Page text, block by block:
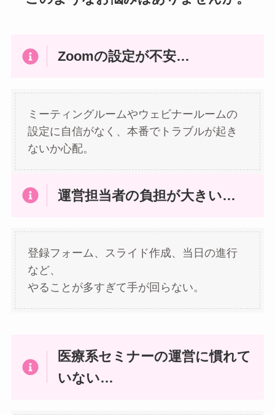
Zoomの設定が不安…
ミーティングルームやウェビナールームの
設定に自信がなく、本番でトラブルが起き
ないか心配。
運営担当者の負担が大きい…
登録フォーム、スライド作成、当日の進行
など、
やることが多すぎて手が回らない。
医療系セミナーの運営に慣れて
いない…